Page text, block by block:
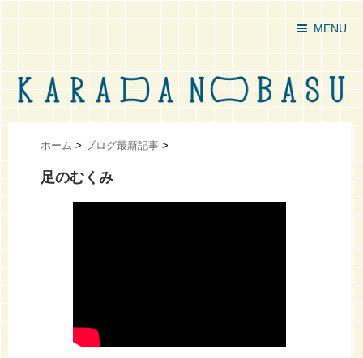
MENU
ホーム > ブログ最新記事 >
足のむくみ